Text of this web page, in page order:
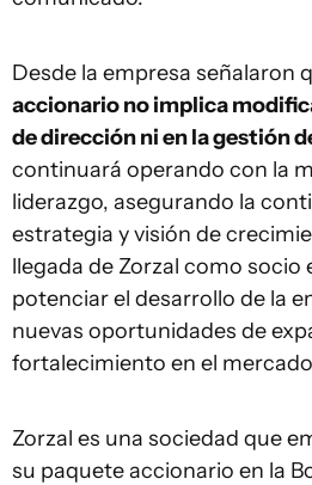
Desde la empresa señalaron
accionario no implica
de dirección ni en la gestión
continuará operando con la
liderazgo, asegurando la
estrategia y visión de
llegada de Zorzal como
potenciar el desarrollo de la
nuevas oportunidades de
fortalecimiento en el
Zorzal es una sociedad que
su paquete accionario en la